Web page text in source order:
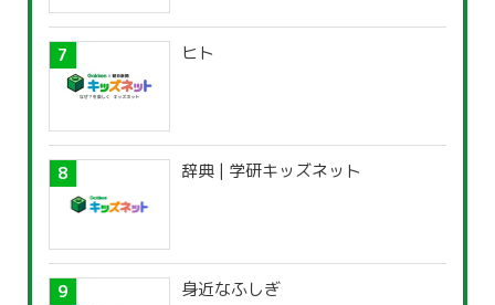
ヒト
辞典 | 学研キッズネット
身近なふしぎ